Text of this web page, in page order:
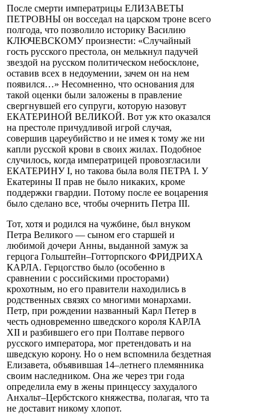
После смерти императрицы ЕЛИЗАВЕТЫ
ПЕТРОВНЫ он восседал на царском троне всего
полгода, что позволило историку Василию
КЛЮЧЕВСКОМУ произнести: «Случайный
гость русского престола, он мелькнул падучей
звездой на русском политическом небосклоне,
оставив всех в недоумении, зачем он на нем
появился…» Несомненно, что основания для
такой оценки были заложены в правление
свергнувшей его супруги, которую назовут
ЕКАТЕРИНОЙ ВЕЛИКОЙ. Вот уж кто оказался
на престоле причудливой игрой случая,
совершив цареубийство и не имея к тому же ни
капли русской крови в своих жилах. Подобное
случилось, когда императрицей провозгласили
ЕКАТЕРИНУ I, но такова была воля ПЕТРА I. У
Екатерины II прав не было никаких, кроме
поддержки гвардии. Потому после ее воцарения
было сделано все, чтобы очернить Петра III.
Тот, хотя и родился на чужбине, был внуком
Петра Великого — сыном его старшей и
любимой дочери Анны, выданной замуж за
герцога Гольштейн–Готторпского ФРИДРИХА
КАРЛА. Герцогство было (особенно в
сравнении с российскими просторами)
крохотным, но его правители находились в
родственных связях со многими монархами.
Петр, при рождении названный Карл Петер в
честь одновременно шведского короля КАРЛА
XII и разбившего его при Полтаве первого
русского императора, мог претендовать и на
шведскую корону. Но о нем вспомнила бездетная
Елизавета, объявившая 14–летнего племянника
своим наследником. Она же через три года
определила ему в жены принцессу захудалого
Анхальт–Цербстского княжества, полагая, что та
не доставит никому хлопот.